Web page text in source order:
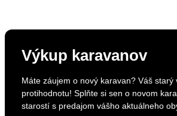
Výkup karavanov
Máte záujem o nový karavan? Váš starý
protihodnotu! Splňte si sen o novom
starostí s predajom vášho aktuálneho